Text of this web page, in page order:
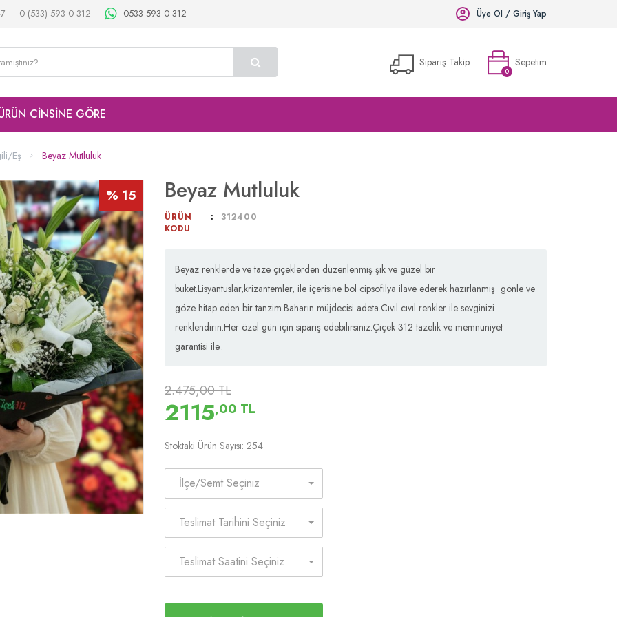
0 (533) 593 0 312 0533 593 0 312 Üye Ol / Giriş Yap
Sipariş Takip
0
Sepetim
CİNSİNE GÖRE
Eş Beyaz Mutluluk
% 15 Beyaz Mutluluk
ÜRÜN
KODU
312400
Beyaz renklerde ve taze çiçeklerden düzenlenmiş şık ve güzel bir
buket.Lisyantuslar,krizantemler, ile içerisine bol cipsofilya ilave ederek hazırlanmış gönle ve
göze hitap eden bir tanzim.Baharın müjdecisi adeta.Cıvıl cıvıl renkler ile sevginizi
renklendirin.Her özel gün için sipariş edebilirsiniz.Çiçek 312 tazelik ve memnuniyet
garantisi ile..
2.475,00 TL
2115,00 TL
Stoktaki Ürün Sayısı: 254
İlçe/Semt Seçiniz
Teslimat Tarihini Seçiniz
Teslimat Saatini Seçiniz